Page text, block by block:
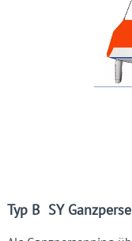
Typ B SY